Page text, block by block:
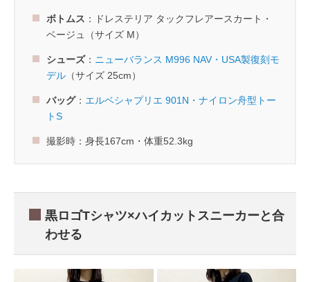
ボトムス ：ドレステリア タックフレアースカート・
ベージュ（サイズ M）
シューズ： ニューバランス M996 NAV・USA製復刻モ
デル （サイズ 25cm）
バッグ： エルベシャプリエ 901N・ナイロン舟型トー
トS
撮影時：身長167cm・体重52.3kg
黒ロゴTシャツ×ハイカットスニーカーと合
わせる